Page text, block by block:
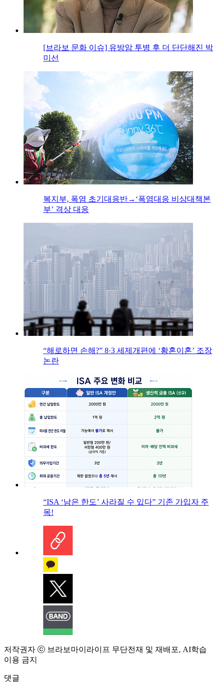
[브라보 문화 이슈] 유방암 투병 후 더 단단해진 박
미선
복지부, 폭염 초기대응반→‘폭염대응 비상대책본
부’ 격상 대응
“해로하면 손해?” 8·3 세제개편에 ‘황혼이혼’ 조장
논란
“ISA ‘남은 한도’ 사라질 수 있다” 기존 가입자 주
목!
저작권자 ⓒ 브라보마이라이프 무단전재 및 재배포, AI학습
이용 금지
댓글